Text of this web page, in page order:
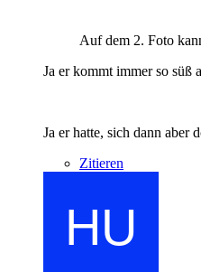
Auf dem 2. Foto
Ja er kommt immer so süß
Ja er hatte, sich dann aber
Zitieren